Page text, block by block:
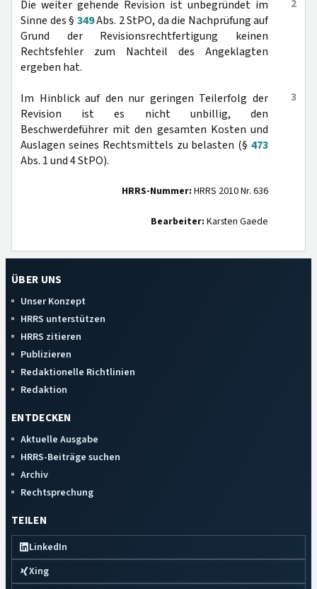
2
Die weiter gehende Revision ist unbegründet im
Sinne des § 349Abs. 2 StPO, da die Nachprüfung auf
Grund der Revisionsrechtfertigung keinen
Rechtsfehler zum Nachteil des Angeklagten
ergeben hat.
3
Im Hinblick auf den nur geringen Teilerfolg der
Revision ist es nicht unbillig, den
Beschwerdeführer mit den gesamten Kosten und
Auslagen seines Rechtsmittels zu belasten (§ 473
Abs. 1 und 4 StPO).
HRRS-Nummer: HRRS 2010 Nr. 636
Bearbeiter: Karsten Gaede
ÜBER UNS
Unser Konzept
HRRS unterstützen
HRRS zitieren
Publizieren
Redaktionelle Richtlinien
Redaktion
ENTDECKEN
Aktuelle Ausgabe
HRRS-Beiträge suchen
Archiv
Rechtsprechung
TEILEN
LinkedIn
Xing